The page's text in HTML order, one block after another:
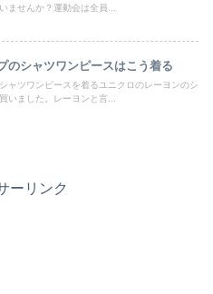
ませんか？運動会は全員...
のシャツワンピースはこう着る
ャツワンピースを着るユニクロのレーヨンのシ
いました。レーヨンと言...
ーリンク